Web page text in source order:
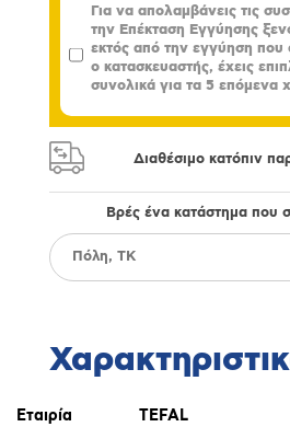
Για να απολαμβάνεις τις
την Επέκταση Εγγύησης
εκτός από την εγγύηση που
ο κατασκευαστής, έχεις
συνολικά για τα 5 επόμενα
Διαθέσιμο κατόπιν
Βρές ένα κατάστημα που
Εταιρία TEFAL